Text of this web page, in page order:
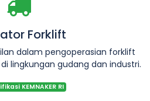
Forklift
dalam pengoperasian forklift
lingkungan gudang dan industri.
KEMNAKER RI